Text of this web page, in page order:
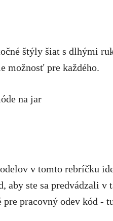
štýly šiat s dlhými
možnosť pre každého.
na jar
v tomto rebríčku
ste sa predvádzali v
pracovný odev kód -